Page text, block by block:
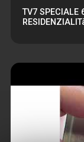
TV7 SPECIALE